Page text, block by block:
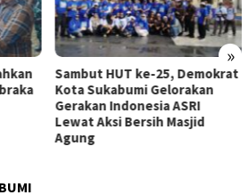
»
Sambut HUT ke-25, Demokrat
Kota Sukabumi Gelorakan
Gerakan Indonesia ASRI
Lewat Aksi Bersih Masjid
Agung